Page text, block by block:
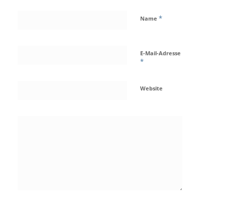
Name *
E-Mail-Adresse
*
Website